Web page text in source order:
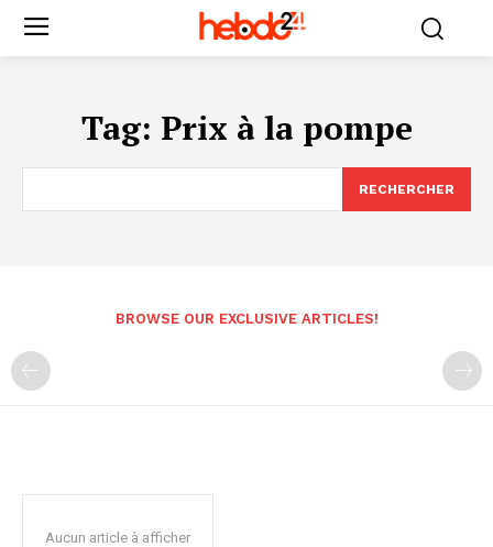
Tag: Prix à la pompe
RECHERCHER
BROWSE OUR EXCLUSIVE ARTICLES!
Aucun article à afficher